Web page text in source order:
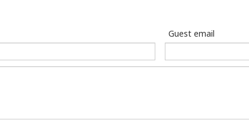
Guest email